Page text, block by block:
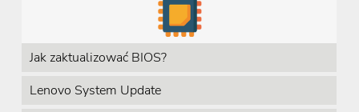
Jak zaktualizować BIOS?
Lenovo System Update